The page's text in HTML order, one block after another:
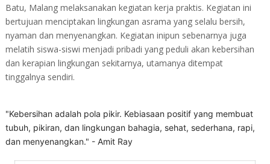
Batu, Malang melaksanakan kegiatan kerja praktis. Kegiatan ini
bertujuan menciptakan lingkungan asrama yang selalu bersih,
nyaman dan menyenangkan. Kegiatan inipun sebenarnya juga
melatih siswa-siswi menjadi pribadi yang peduli akan kebersihan
dan kerapian lingkungan sekitarnya, utamanya ditempat
tinggalnya sendiri.
"Kebersihan adalah pola pikir. Kebiasaan positif yang membuat
tubuh, pikiran, dan lingkungan bahagia, sehat, sederhana, rapi,
dan menyenangkan." - Amit Ray